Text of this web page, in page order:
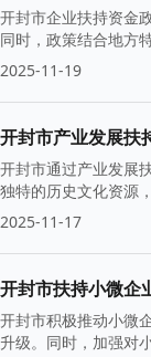
开封市企业扶持资金
同时，政策结合地方
2025-11-19
开封市产业发展扶
开封市通过产业发展
独特的历史文化资源
2025-11-17
开封市扶持小微企
开封市积极推动小微
升级。同时，加强对